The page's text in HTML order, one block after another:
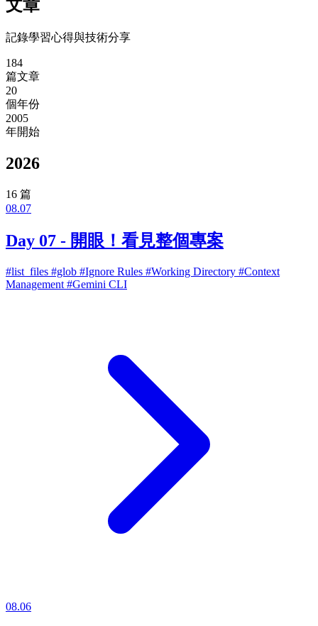
文章
記錄學習心得與技術分享
184
篇文章
20
個年份
2005
年開始
2026
16 篇
08.07
Day 07 - 開眼！看見整個專案
#list_files #glob #Ignore Rules #Working Directory #Context
Management#Gemini CLI
08.06